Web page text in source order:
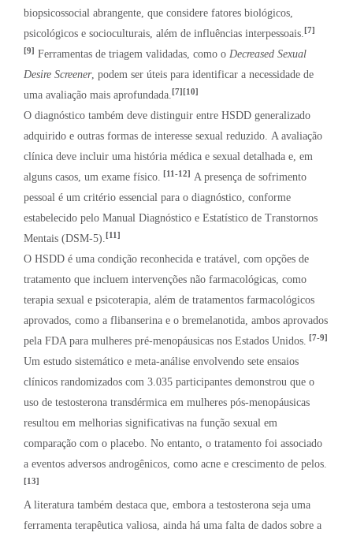
biopsicossocial abrangente, que considere fatores biológicos,
psicológicos e socioculturais, além de influências interpessoais. [7]
[9] Ferramentas de triagem validadas, como o Decreased Sexual
Desire Screener, podem ser úteis para identificar a necessidade de
uma avaliação mais aprofundada. [7][10]
O diagnóstico também deve distinguir entre HSDD generalizado
adquirido e outras formas de interesse sexual reduzido. A avaliação
clínica deve incluir uma história médica e sexual detalhada e, em
alguns casos, um exame físico. [11-12] A presença de sofrimento
pessoal é um critério essencial para o diagnóstico, conforme
estabelecido pelo Manual Diagnóstico e Estatístico de Transtornos
Mentais (DSM-5). [11]
O HSDD é uma condição reconhecida e tratável, com opções de
tratamento que incluem intervenções não farmacológicas, como
terapia sexual e psicoterapia, além de tratamentos farmacológicos
aprovados, como a flibanserina e o bremelanotida, ambos aprovados
pela FDA para mulheres pré-menopáusicas nos Estados Unidos. [7-9]
Um estudo sistemático e meta-análise envolvendo sete ensaios
clínicos randomizados com 3.035 participantes demonstrou que o
uso de testosterona transdérmica em mulheres pós-menopáusicas
resultou em melhorias significativas na função sexual em
comparação com o placebo. No entanto, o tratamento foi associado
a eventos adversos androgênicos, como acne e crescimento de pelos.
[13]
A literatura também destaca que, embora a testosterona seja uma
ferramenta terapêutica valiosa, ainda há uma falta de dados sobre a